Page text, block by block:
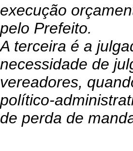
execução
pelo Prefeito.
A terceira é a
necessidade de
vereadores,
político-
de perda de